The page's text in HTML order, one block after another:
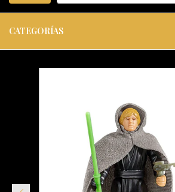
CATEGORÍAS